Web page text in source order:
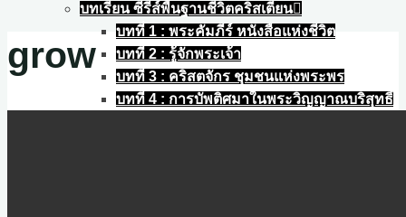
บทเรียน ซีรีส์พื้นฐานชีวิตคริสเตียน
บทที่ 1 : พระคัมภีร์ หนังสือแห่งชีวิต
บทที่ 2 : รู้จักพระเจ้า
บทที่ 3 : คริสตจักร ชุมชนแห่งพระพร
บทที่ 4 : การบัพติศมาในพระวิญญาณบริสุทธิ์
grow